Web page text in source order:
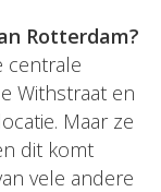
Rotterdam?
centrale
Withstraat en
Maar ze
dit komt
vele andere